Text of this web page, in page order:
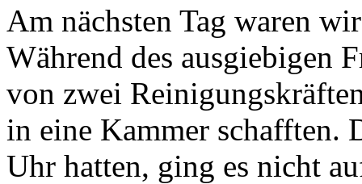
Am nächsten Tag waren
Während des ausgiebigen
von zwei
in eine Kammer schafften.
Uhr hatten, ging es nicht